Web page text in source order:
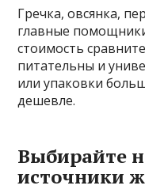
Гречка, овсянка,
главные
стоимость
питательны и
или упаковки
дешевле.
Выбирайте
источники